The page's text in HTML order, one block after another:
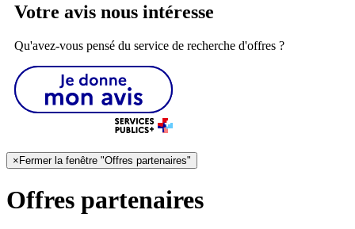
Votre avis nous intéresse
Qu'avez-vous pensé du service de recherche d'offres ?
× Fermer la fenêtre "Offres partenaires"
Offres partenaires